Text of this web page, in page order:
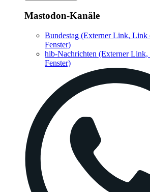
Mastodon-Kanäle
Bundestag (Externer Link, Link
Fenster)
hib-Nachrichten (Externer Link,
Fenster)